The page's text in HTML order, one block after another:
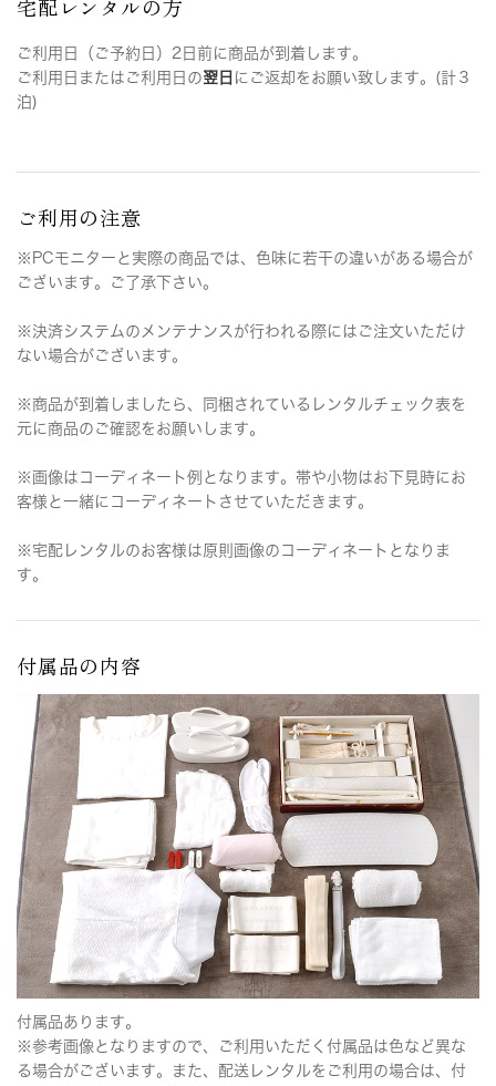
宅配レンタルの方
ご利用日（ご予約日）2日前に商品が到着します。
ご利用日またはご利用日の翌日 にご返却をお願い致します。(計３
泊)
ご利用の注意
※PCモニターと実際の商品では、色味に若干の違いがある場合が
ございます。ご了承下さい。
※決済システムのメンテナンスが行われる際にはご注文いただけ
ない場合がございます。
※商品が到着しましたら、同梱されているレンタルチェック表を
元に商品のご確認をお願いします。
※画像はコーディネート例となります。帯や小物はお下見時にお
客様と一緒にコーディネートさせていただきます。
※宅配レンタルのお客様は原則画像のコーディネートとなりま
す。
付属品の内容
付属品あります。
※参考画像となりますので、ご利用いただく付属品は色など異な
る場合がございます。また、配送レンタルをご利用の場合は、付